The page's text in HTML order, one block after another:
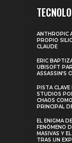
ANTHROPIC
PROPIO
CLAUDE
ERIC
UBISOFT
ASSASSIN’S
PISTA
STUDIOS
CHAOS
PRINCIPAL
EL ENIGMA
FENÓMENO
MASIVAS Y
TRAS UN